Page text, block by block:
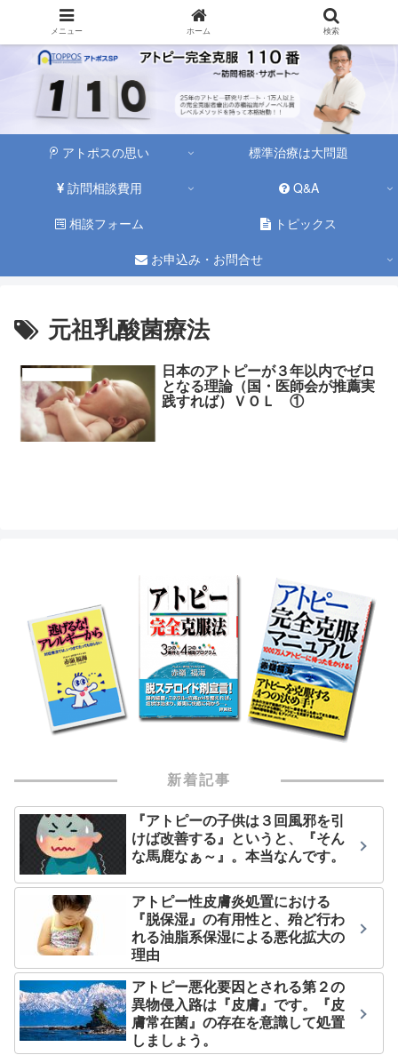
アトポスの思い
標準治療は大問題
訪問相談費用
Q&A
相談フォーム
トピックス
お申込み・お問合せ
元祖乳酸菌療法
日本のアトピーが３年以内でゼロ
となる理論（国・医師会が推薦実
践すれば）ＶＯＬ ①
新着記事
『アトピーの子供は３回風邪を引
けば改善する』というと、『そん
な馬鹿なぁ～』。本当なんです。
アトピー性皮膚炎処置における
『脱保湿』の有用性と、殆ど行わ
れる油脂系保湿による悪化拡大の
理由
アトピー悪化要因とされる第２の
異物侵入路は『皮膚』です。『皮
膚常在菌』の存在を意識して処置
しましょう。
メニュー ホーム 検索